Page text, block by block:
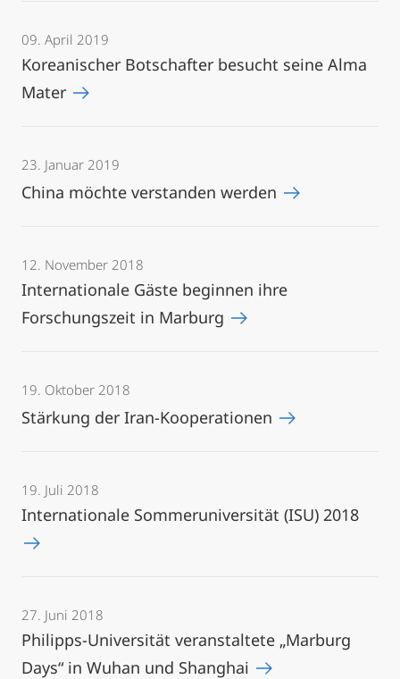
09. April 2019
Koreanischer Botschafter besucht seine Alma
Mater
23. Januar 2019
China möchte verstanden werden
12. November 2018
Internationale Gäste beginnen ihre
Forschungszeit in Marburg
19. Oktober 2018
Stärkung der Iran-Kooperationen
19. Juli 2018
Internationale Sommeruniversität (ISU) 2018
27. Juni 2018
Philipps-Universität veranstaltete „Marburg
Days“ in Wuhan und Shanghai